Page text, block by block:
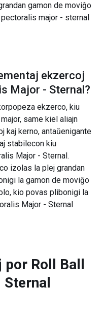
gamon de moviĝo
major - sternal
ekzercoj
Major - Sternal?
ekzerco, kiu
same kiel aliajn
kaj kerno, antaŭenigante
stabilecon kiu
Major - Sternal.
izolas la plej grandan
la gamon de moviĝo
kio povas plibonigi la
Major - Sternal
por Roll Ball